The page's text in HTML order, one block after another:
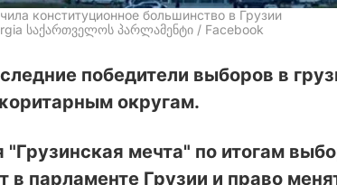
конституционное большинство в Грузии
საქართველოს პარლამენტი / Facebook
победители выборов в
округам.
мечта" по итогам
в парламенте Грузии и право